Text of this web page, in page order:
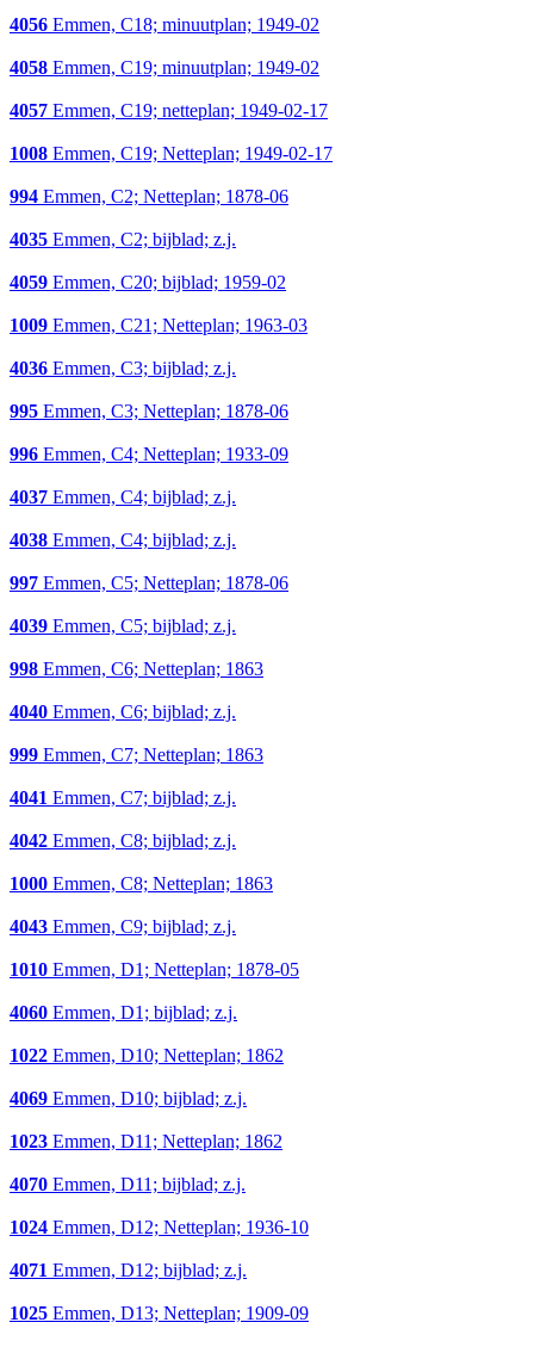
4056 Emmen, C18; minuutplan; 1949-02
4058 Emmen, C19; minuutplan; 1949-02
4057 Emmen, C19; netteplan; 1949-02-17
1008 Emmen, C19; Netteplan; 1949-02-17
994 Emmen, C2; Netteplan; 1878-06
4035 Emmen, C2; bijblad; z.j.
4059 Emmen, C20; bijblad; 1959-02
1009 Emmen, C21; Netteplan; 1963-03
4036 Emmen, C3; bijblad; z.j.
995 Emmen, C3; Netteplan; 1878-06
996 Emmen, C4; Netteplan; 1933-09
4037 Emmen, C4; bijblad; z.j.
4038 Emmen, C4; bijblad; z.j.
997 Emmen, C5; Netteplan; 1878-06
4039 Emmen, C5; bijblad; z.j.
998 Emmen, C6; Netteplan; 1863
4040 Emmen, C6; bijblad; z.j.
999 Emmen, C7; Netteplan; 1863
4041 Emmen, C7; bijblad; z.j.
4042 Emmen, C8; bijblad; z.j.
1000 Emmen, C8; Netteplan; 1863
4043 Emmen, C9; bijblad; z.j.
1010 Emmen, D1; Netteplan; 1878-05
4060 Emmen, D1; bijblad; z.j.
1022 Emmen, D10; Netteplan; 1862
4069 Emmen, D10; bijblad; z.j.
1023 Emmen, D11; Netteplan; 1862
4070 Emmen, D11; bijblad; z.j.
1024 Emmen, D12; Netteplan; 1936-10
4071 Emmen, D12; bijblad; z.j.
1025 Emmen, D13; Netteplan; 1909-09